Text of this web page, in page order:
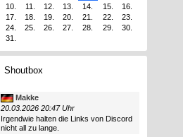
10.
11. 12. 13. 14. 15.
16.
17.
18. 19. 20. 21. 22.
23.
24.
25. 26. 27. 28. 29.
30.
31.
Shoutbox
Makke
20.03.2026 20:47 Uhr
Irgendwie halten die Links von Discord
nicht all zu lange.